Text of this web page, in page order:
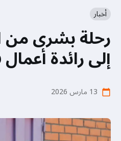
أخبار
رحلة بشرى من
إلى رائدة
calendar_today 13 مارس 2026